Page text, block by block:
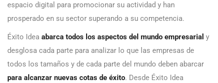
espacio digital para promocionar su actividad y han
prosperado en su sector superando a su competencia.
Éxito Idea abarca todos los aspectos del mundo empresarial y
desglosa cada parte para analizar lo que las empresas de
todos los tamaños y de cada parte del mundo deben abarcar
para alcanzar nuevas cotas de éxito. Desde Éxito Idea